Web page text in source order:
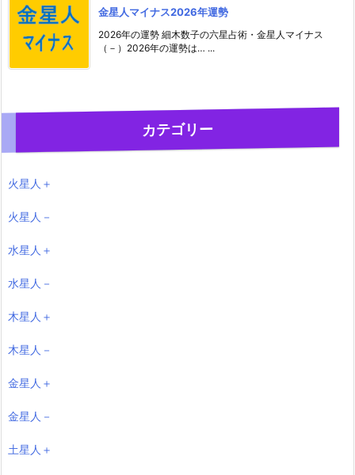
金星人マイナス2026年運勢
2026年の運勢 細木数子の六星占術・金星人マイナス
（－）2026年の運勢は… ...
カテゴリー
火星人＋
火星人－
水星人＋
水星人－
木星人＋
木星人－
金星人＋
金星人－
土星人＋